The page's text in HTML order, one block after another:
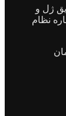
ژل و
نظام